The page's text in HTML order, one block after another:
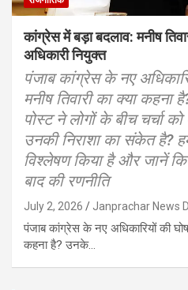
कांग्रेस में बड़ा बदलाव: मनीष
अधिकारी नियुक्त
पंजाब कांग्रेस के नए
मनीष तिवारी का क्या कहना
पोस्ट ने लोगों के बीच चर्चा
उनकी निराशा का संकेत है?
विश्लेषण किया है और जानें
बाद की रणनीति
July 2, 2026 Janprachar News
पंजाब कांग्रेस के नए अधिकारियों की
कहना है? उनके…